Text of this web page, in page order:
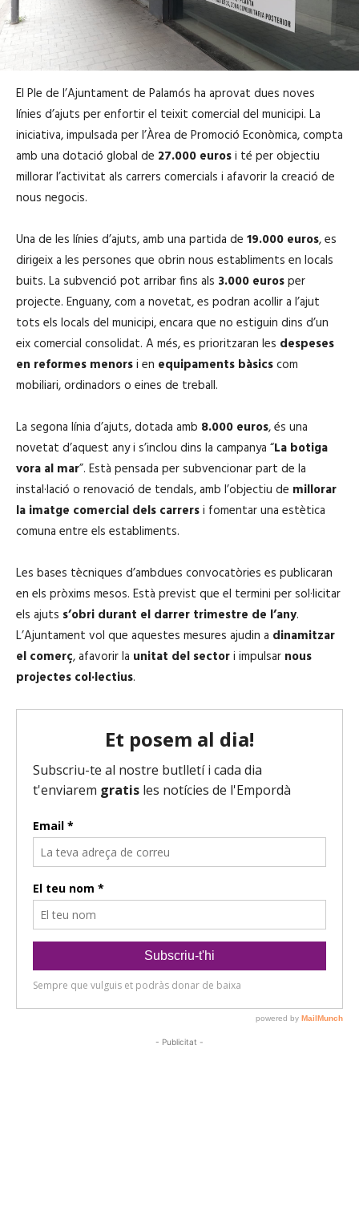
El Ple de l’Ajuntament de Palamós ha aprovat dues noves
línies d’ajuts per enfortir el teixit comercial del municipi. La
iniciativa, impulsada per l’Àrea de Promoció Econòmica, compta
amb una dotació global de 27.000 eurosi té per objectiu
millorar l’activitat als carrers comercials i afavorir la creació de
nous negocis.
Una de les línies d’ajuts, amb una partida de 19.000 euros, es
dirigeix a les persones que obrin nous establiments en locals
buits. La subvenció pot arribar fins als 3.000 eurosper
projecte. Enguany, com a novetat, es podran acollir a l’ajut
tots els locals del municipi, encara que no estiguin dins d’un
eix comercial consolidat. A més, es prioritzaran les despeses
en reformes menorsi en equipaments bàsicscom
mobiliari, ordinadors o eines de treball.
La segona línia d’ajuts, dotada amb 8.000 euros, és una
novetat d’aquest any i s’inclou dins la campanya “La botiga
vora al mar”. Està pensada per subvencionar part de la
instal·lació o renovació de tendals, amb l’objectiu de millorar
la imatge comercial dels carrersi fomentar una estètica
comuna entre els establiments.
Les bases tècniques d’ambdues convocatòries es publicaran
en els pròxims mesos. Està previst que el termini per sol·licitar
els ajuts s’obri durant el darrer trimestre de l’any.
L’Ajuntament vol que aquestes mesures ajudin a dinamitzar
el comerç, afavorir la unitat del sectori impulsar nous
projectes col·lectius.
- Publicitat -